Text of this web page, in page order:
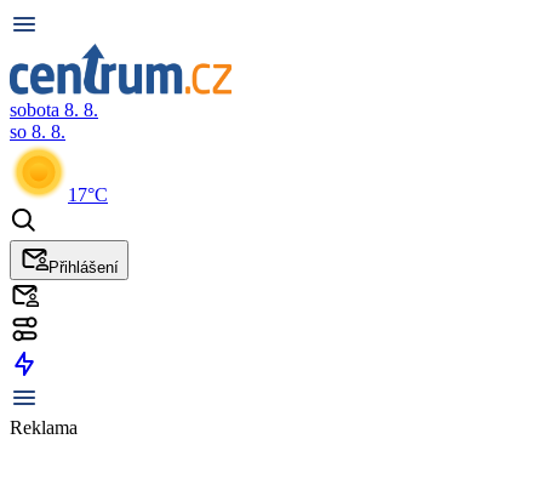
sobota 8. 8.
so 8. 8.
17°C
Přihlášení
Reklama